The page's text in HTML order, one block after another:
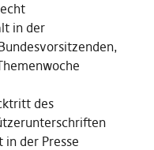
in der
des
der Presse